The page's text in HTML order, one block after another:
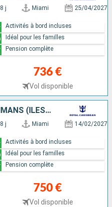
8 j Miami 25/04/2027
736 €
Vol disponible
Activités à bord incluses
Idéal pour les familles
Pension complète
ÉTATS-UNIS, BAHAMAS, CAÏMANS (ÎLES), JAMAÏQUE
8 j Miami 14/02/2027
750 €
Vol disponible
Activités à bord incluses
Idéal pour les familles
Pension complète